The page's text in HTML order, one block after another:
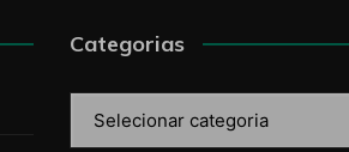
Categorias